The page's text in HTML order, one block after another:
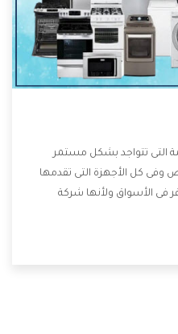
التى تتواجد بشكل مستمر
وفى كل الأجهزة التى تقدمها
فى الأسواق ولأنها شركة
التى تسهل على